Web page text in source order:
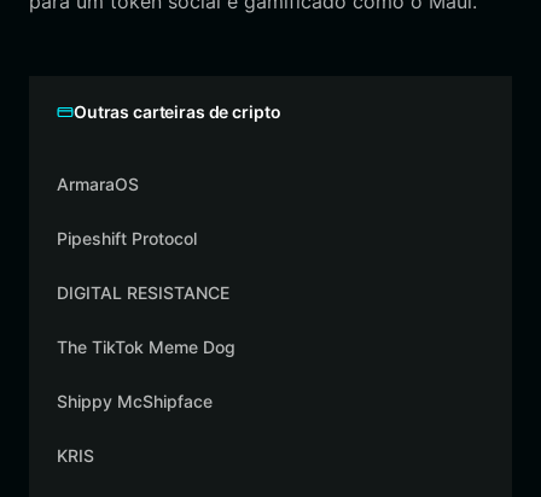
Outras carteiras de cripto
ArmaraOS
Pipeshift Protocol
DIGITAL RESISTANCE
The TikTok Meme Dog
Shippy McShipface
KRIS